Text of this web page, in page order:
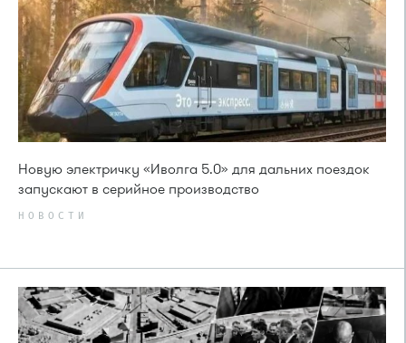
Новую электричку «Иволга 5.0» для дальних поездок
запускают в серийное производство
НОВОСТИ